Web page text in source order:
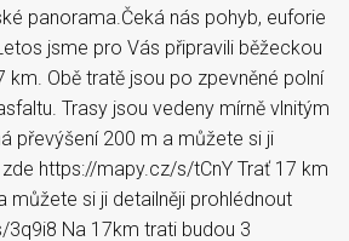
panorama.Čeká nás pohyb, euforie
jsme pro Vás připravili běžeckou
Obě tratě jsou po zpevněné polní
Trasy jsou vedeny mírně vlnitým
převýšení 200 m a můžete si ji
https://mapy.cz/s/tCnY Trať 17 km
můžete si ji detailněji prohlédnout
Na 17km trati budou 3